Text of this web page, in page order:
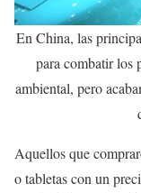
En China, las
para combatir los
ambiental, pero
Aquellos que
o tabletas con un